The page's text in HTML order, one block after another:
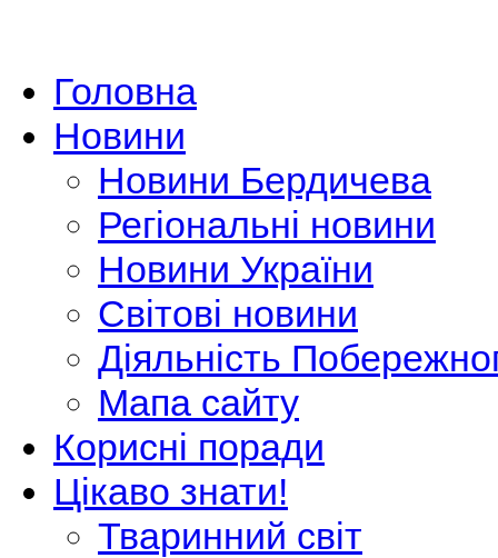
Головна
Новини
Новини Бердичева
Регіональні новини
Новини України
Світові новини
Діяльність
Мапа сайту
Корисні поради
Цікаво знати!
Тваринний світ